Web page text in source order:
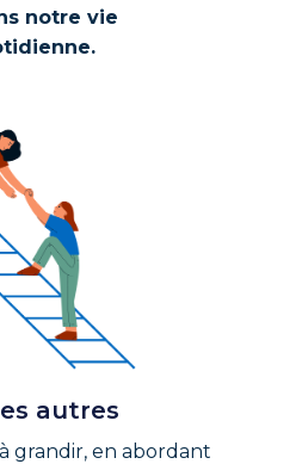
notre vie
autres
grandir, en abordant